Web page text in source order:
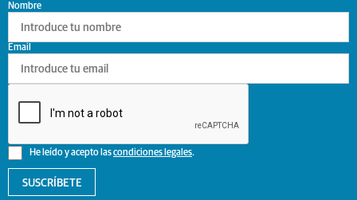
Nombre
He leído y acepto lascondiciones legales.
Email
SUSCRÍBETE